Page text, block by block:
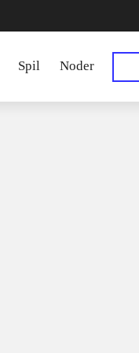
Spil Noder